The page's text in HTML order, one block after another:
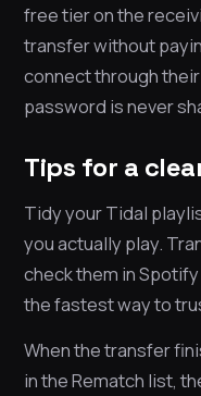
free tier on the
transfer without
connect through
password is never
Tips for a
Tidy your Tidal
you actually play.
check them in
the fastest way to
When the transfer
in the Rematch list,